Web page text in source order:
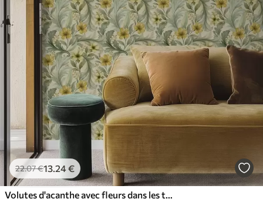
22.07€13.24€
Volutes d'acanthe avec fleurs dans les tons verts et jaunes